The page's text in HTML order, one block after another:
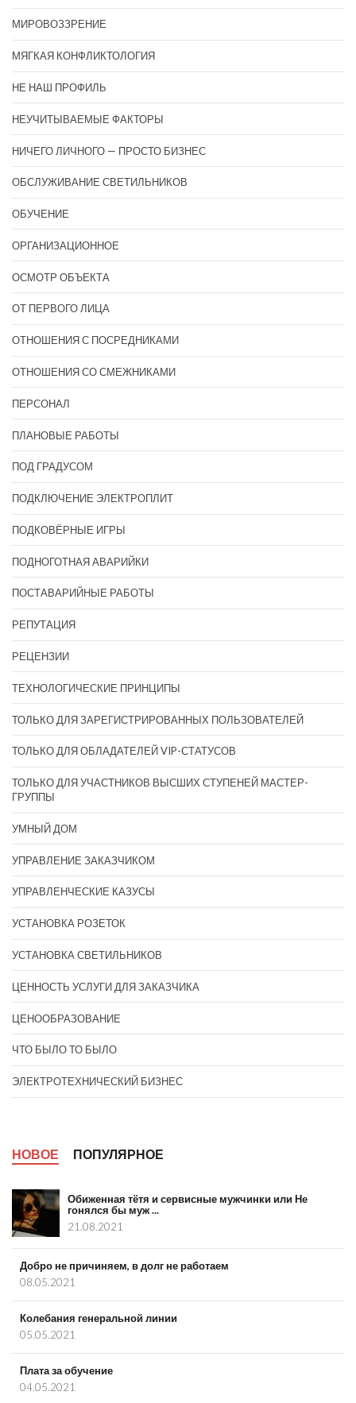
МИРОВОЗЗРЕНИЕ
МЯГКАЯ КОНФЛИКТОЛОГИЯ
НЕ НАШ ПРОФИЛЬ
НЕУЧИТЫВАЕМЫЕ ФАКТОРЫ
НИЧЕГО ЛИЧНОГО — ПРОСТО БИЗНЕС
ОБСЛУЖИВАНИЕ СВЕТИЛЬНИКОВ
ОБУЧЕНИЕ
ОРГАНИЗАЦИОННОЕ
ОСМОТР ОБЪЕКТА
ОТ ПЕРВОГО ЛИЦА
ОТНОШЕНИЯ С ПОСРЕДНИКАМИ
ОТНОШЕНИЯ СО СМЕЖНИКАМИ
ПЕРСОНАЛ
ПЛАНОВЫЕ РАБОТЫ
ПОД ГРАДУСОМ
ПОДКЛЮЧЕНИЕ ЭЛЕКТРОПЛИТ
ПОДКОВЁРНЫЕ ИГРЫ
ПОДНОГОТНАЯ АВАРИЙКИ
ПОСТАВАРИЙНЫЕ РАБОТЫ
РЕПУТАЦИЯ
РЕЦЕНЗИИ
ТЕХНОЛОГИЧЕСКИЕ ПРИНЦИПЫ
ТОЛЬКО ДЛЯ ЗАРЕГИСТРИРОВАННЫХ ПОЛЬЗОВАТЕЛЕЙ
ТОЛЬКО ДЛЯ ОБЛАДАТЕЛЕЙ VIP-СТАТУСОВ
ТОЛЬКО ДЛЯ УЧАСТНИКОВ ВЫСШИХ СТУПЕНЕЙ МАСТЕР-
ГРУППЫ
УМНЫЙ ДОМ
УПРАВЛЕНИЕ ЗАКАЗЧИКОМ
УПРАВЛЕНЧЕСКИЕ КАЗУСЫ
УСТАНОВКА РОЗЕТОК
УСТАНОВКА СВЕТИЛЬНИКОВ
ЦЕННОСТЬ УСЛУГИ ДЛЯ ЗАКАЗЧИКА
ЦЕНООБРАЗОВАНИЕ
ЧТО БЫЛО ТО БЫЛО
ЭЛЕКТРОТЕХНИЧЕСКИЙ БИЗНЕС
НОВОЕ ПОПУЛЯРНОЕ
Обиженная тётя и сервисные мужчинки или Не
гонялся бы муж ...
21.08.2021
Добро не причиняем, в долг не работаем
08.05.2021
Колебания генеральной линии
05.05.2021
Плата за обучение
04.05.2021